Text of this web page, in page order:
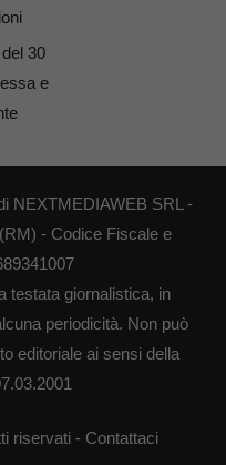
30
e
NEXTMEDIAWEB SRL -
- Codice Fiscale e
testata giornalistica, in
periodicità. Non può
editoriale ai sensi della
riservati - Contattaci